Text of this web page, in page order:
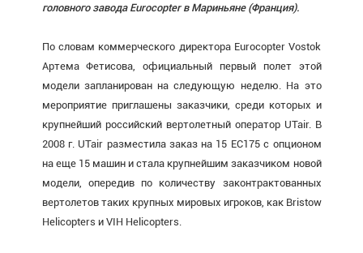
головного завода Eurocopter в Мариньяне (Франция).
По словам коммерческого директора Eurocopter Vostok
Артема Фетисова, официальный первый полет этой
модели запланирован на следующую неделю. На это
мероприятие приглашены заказчики, среди которых и
крупнейший российский вертолетный оператор UTair. В
2008 г. UTair разместила заказ на 15 EC175 с опционом
на еще 15 машин и стала крупнейшим заказчиком новой
модели, опередив по количеству законтрактованных
вертолетов таких крупных мировых игроков, как Bristow
Helicopters и VIH Helicopters.